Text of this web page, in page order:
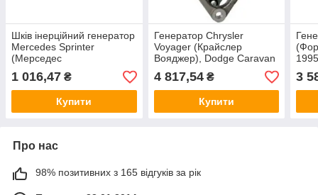
Шків інерційний генератор
Mercedes Sprinter
(Мерседес
Спринтер), Vito, C/E-
CLASS 2.0, 2.2, 2.7 Tdi,
CDI.
1 016,47 ₴
Купити
Генератор Chrysler
Voyager (Крайслер
Вояджер), Dodge Caravan
2.4, 3.0, 3.3, 3.8 1995-
2001 90А відновлений
4 817,54₴
Купити
3
Про нас
98% позитивних з 165 відгуків за рік